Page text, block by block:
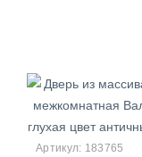
183765